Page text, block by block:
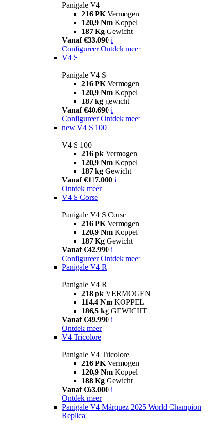
Panigale V4
216 PK Vermogen
120,9 Nm Koppel
187 Kg Gewicht
Vanaf €33.090 i
Configureer Ontdek meer
V4 S
Panigale V4 S
216 PK Vermogen
120,9 Nm Koppel
187 kg gewicht
Vanaf €40.690 i
Configureer Ontdek meer
new V4 S 100
V4 S 100
216 pk Vermogen
120,9 Nm Koppel
187 kg Gewicht
Vanaf €117.000 i
Ontdek meer
V4 S Corse
Panigale V4 S Corse
216 PK Vermogen
120,9 Nm Koppel
187 Kg Gewicht
Vanaf €42.990 i
Configureer Ontdek meer
Panigale V4 R
Panigale V4 R
218 pk VERMOGEN
114,4 Nm KOPPEL
186,5 kg GEWICHT
Vanaf €49.990 i
Ontdek meer
V4 Tricolore
Panigale V4 Tricolore
216 PK Vermogen
120,9 Nm Koppel
188 Kg Gewicht
Vanaf €63.000 i
Ontdek meer
Panigale V4 Márquez 2025 World Champion
Replica